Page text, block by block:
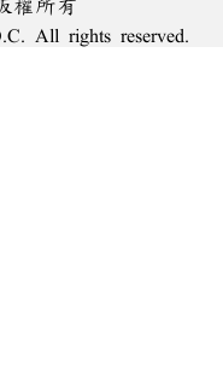
權所有
All rights reserved.